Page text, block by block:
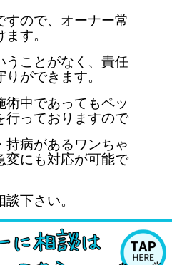
すので、オーナー常
す。
うことがなく、責任
ができます。
術中であってもペッ
行っておりますので
持病があるワンちゃ
変にも対応が可能で
下さい。